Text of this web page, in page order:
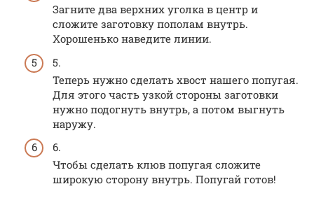
Загните два верхних уголка в центр и
сложите заготовку пополам внутрь.
Хорошенько наведите линии.
5.
Теперь нужно сделать хвост нашего попугая.
Для этого часть узкой стороны заготовки
нужно подогнуть внутрь, а потом выгнуть
наружу.
6.
Чтобы сделать клюв попугая сложите
широкую сторону внутрь. Попугай готов!